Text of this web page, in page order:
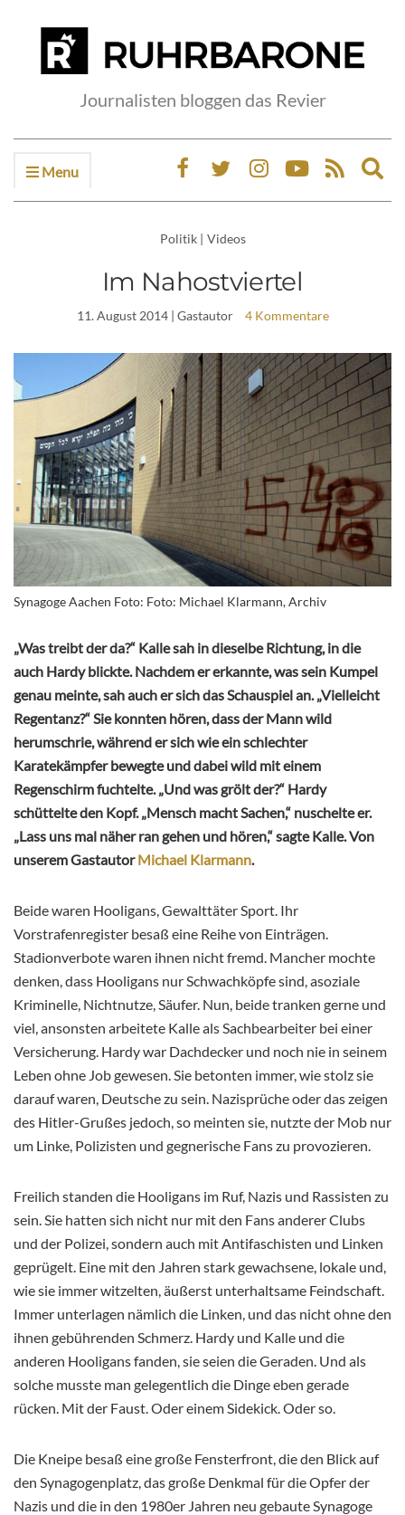
Journalisten bloggen das Revier
Menu
Politik | Videos
Im Nahostviertel
11. August 2014| Gastautor 4 Kommentare
Synagoge Aachen Foto: Foto: Michael Klarmann, Archiv
„Was treibt der da?“ Kalle sah in dieselbe Richtung, in die
auch Hardy blickte. Nachdem er erkannte, was sein Kumpel
genau meinte, sah auch er sich das Schauspiel an. „Vielleicht
Regentanz?“ Sie konnten hören, dass der Mann wild
herumschrie, während er sich wie ein schlechter
Karatekämpfer bewegte und dabei wild mit einem
Regenschirm fuchtelte. „Und was grölt der?“ Hardy
schüttelte den Kopf. „Mensch macht Sachen,“ nuschelte er.
„Lass uns mal näher ran gehen und hören,“ sagte Kalle. Von
unserem GastautorMichael Klarmann.
Beide waren Hooligans, Gewalttäter Sport. Ihr
Vorstrafenregister besaß eine Reihe von Einträgen.
Stadionverbote waren ihnen nicht fremd. Mancher mochte
denken, dass Hooligans nur Schwachköpfe sind, asoziale
Kriminelle, Nichtnutze, Säufer. Nun, beide tranken gerne und
viel, ansonsten arbeitete Kalle als Sachbearbeiter bei einer
Versicherung. Hardy war Dachdecker und noch nie in seinem
Leben ohne Job gewesen. Sie betonten immer, wie stolz sie
darauf waren, Deutsche zu sein. Nazisprüche oder das zeigen
des Hitler-Grußes jedoch, so meinten sie, nutzte der Mob nur
um Linke, Polizisten und gegnerische Fans zu provozieren.
Freilich standen die Hooligans im Ruf, Nazis und Rassisten zu
sein. Sie hatten sich nicht nur mit den Fans anderer Clubs
und der Polizei, sondern auch mit Antifaschisten und Linken
geprügelt. Eine mit den Jahren stark gewachsene, lokale und,
wie sie immer witzelten, äußerst unterhaltsame Feindschaft.
Immer unterlagen nämlich die Linken, und das nicht ohne den
ihnen gebührenden Schmerz. Hardy und Kalle und die
anderen Hooligans fanden, sie seien die Geraden. Und als
solche musste man gelegentlich die Dinge eben gerade
rücken. Mit der Faust. Oder einem Sidekick. Oder so.
Die Kneipe besaß eine große Fensterfront, die den Blick auf
den Synagogenplatz, das große Denkmal für die Opfer der
Nazis und die in den 1980er Jahren neu gebaute Synagoge